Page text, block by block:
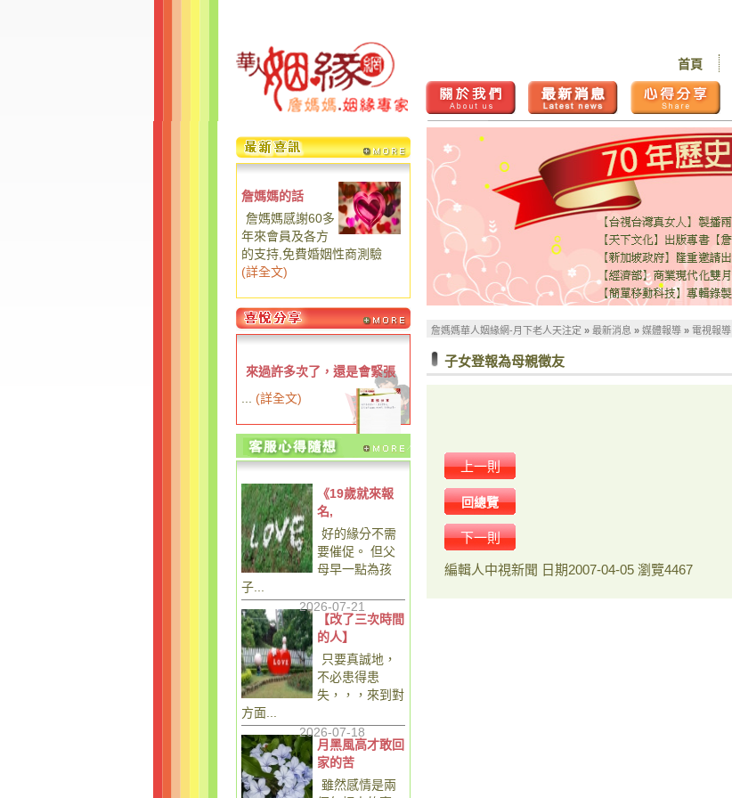
首頁
詹媽媽的話
詹媽媽感謝60多
年來會員及各方
的支持,免費婚姻性商測驗
(詳全文)
來過許多次了，還是會緊張
(詳全文)
《19歲就來報
名,
好的緣分不需
要催促。 但父
母早一點為孩
子...
2026-07-21
【改了三次時間
的人】
只要真誠地，
不必患得患
失，，，來到對
方面...
2026-07-18
月黑風高才敢回
家的苦
雖然感情是兩
詹媽媽華人姻緣網-月下老人天注定 » 最新消息 » 媒體報導 » 電視報導
子女登報為母親徵友
上一則
回總覽
下一則
編輯人中視新聞 日期2007-04-05 瀏覽4467